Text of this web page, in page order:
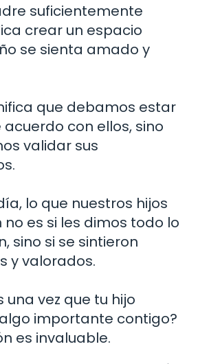
suficientemente
crear un espacio
se sienta amado y
que debamos estar
con ellos, sino
validar sus
lo que nuestros hijos
es si les dimos todo lo
sino si se sintieron
y valorados.
una vez que tu hijo
importante contigo?
es invaluable.